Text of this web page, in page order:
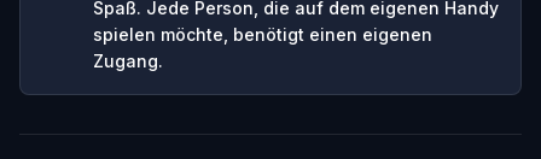
Spaß. Jede Person, die auf dem eigenen Handy
spielen möchte, benötigt einen eigenen
Zugang.